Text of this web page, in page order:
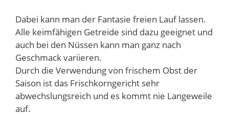
Dabei kann man der Fantasie freien Lauf lassen.
Alle keimfähigen Getreide sind dazu geeignet und
auch bei den Nüssen kann man ganz nach
Geschmack variieren.
Durch die Verwendung von frischem Obst der
Saison ist das Frischkorngericht sehr
abwechslungsreich und es kommt nie Langeweile
auf.